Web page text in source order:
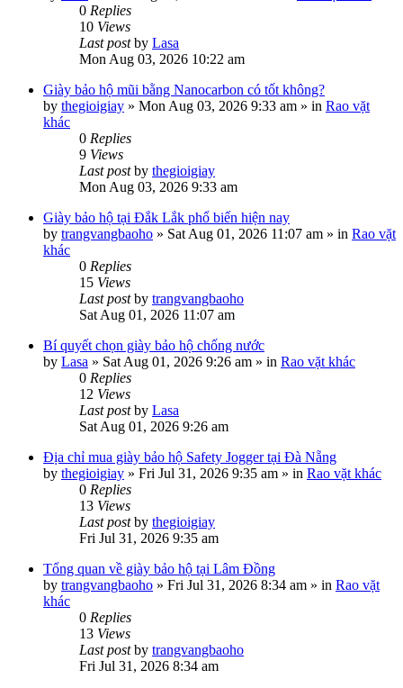
0 Replies
10 Views
Last postby Lasa
Mon Aug 03, 2026 10:22 am
Giày bảo hộ mũi bằng Nanocarbon có tốt không?
by thegioigiay » Mon Aug 03, 2026 9:33 am » in Rao vặt
khác
0 Replies
9 Views
Last postby thegioigiay
Mon Aug 03, 2026 9:33 am
Giày bảo hộ tại Đắk Lắk phổ biến hiện nay
by trangvangbaoho » Sat Aug 01, 2026 11:07 am » in Rao vặt
khác
0 Replies
15 Views
Last postby trangvangbaoho
Sat Aug 01, 2026 11:07 am
Bí quyết chọn giày bảo hộ chống nước
by Lasa » Sat Aug 01, 2026 9:26 am » in Rao vặt khác
0 Replies
12 Views
Last postby Lasa
Sat Aug 01, 2026 9:26 am
Địa chỉ mua giày bảo hộ Safety Jogger tại Đà Nẵng
by thegioigiay » Fri Jul 31, 2026 9:35 am » in Rao vặt khác
0 Replies
13 Views
Last postby thegioigiay
Fri Jul 31, 2026 9:35 am
Tổng quan về giày bảo hộ tại Lâm Đồng
by trangvangbaoho » Fri Jul 31, 2026 8:34 am » in Rao vặt
khác
0 Replies
13 Views
Last postby trangvangbaoho
Fri Jul 31, 2026 8:34 am